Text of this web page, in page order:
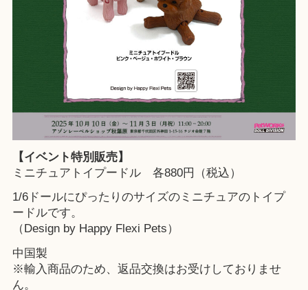
【イベント特別販売】
ミニチュアトイプードル 各880円（税込）
1/6ドールにぴったりのサイズのミニチュアのトイプ
ードルです。
（Design by Happy Flexi Pets）
中国製
※輸入商品のため、返品交換はお受けしておりませ
ん。